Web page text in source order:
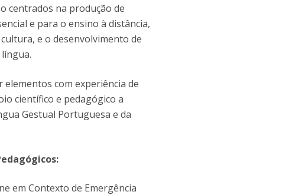
centrados na produção de
e para o ensino à distância,
e o desenvolvimento de
com experiência de
científico e pedagógico a
Gestual Portuguesa e da
em Contexto de Emergência